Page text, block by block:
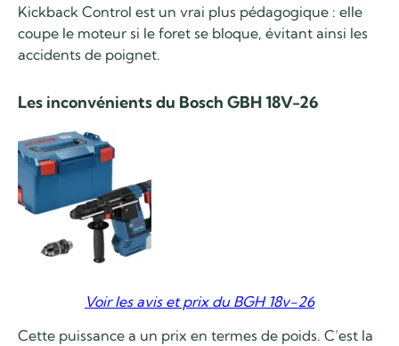
Kickback Control est un vrai plus pédagogique : elle
coupe le moteur si le foret se bloque, évitant ainsi les
accidents de poignet.
Les inconvénients du Bosch GBH 18V-26
Voir les avis et prix du BGH 18v-26
Cette puissance a un prix en termes de poids. C’est la